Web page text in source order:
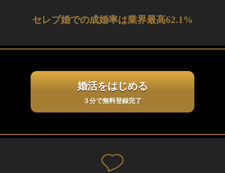
セレブ婚での成婚率は業界最高62.1%
婚活をはじめる
３分で無料登録完了